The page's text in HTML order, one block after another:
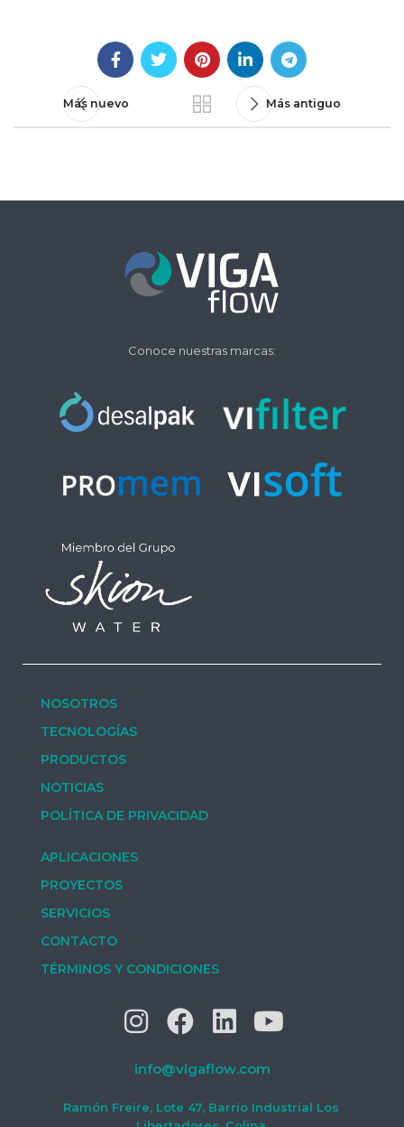
Más nuevo Más antiguo
Conoce nuestras marcas:
NOSOTROS
TECNOLOGÍAS
PRODUCTOS
NOTICIAS
POLÍTICA DE PRIVACIDAD
APLICACIONES
PROYECTOS
SERVICIOS
CONTACTO
TÉRMINOS Y CONDICIONES
info@vigaflow.com
Ramón Freire, Lote 47, Barrio Industrial Los